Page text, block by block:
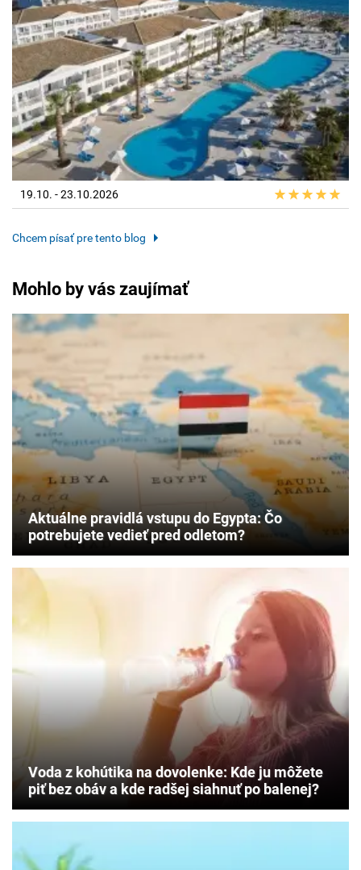
19.10. - 23.10.2026
Chcem písať pre tento blog
Mohlo by vás zaujímať
Aktuálne pravidlá vstupu do Egypta: Čo
potrebujete vedieť pred odletom?
Voda z kohútika na dovolenke: Kde ju môžete
piť bez obáv a kde radšej siahnuť po balenej?